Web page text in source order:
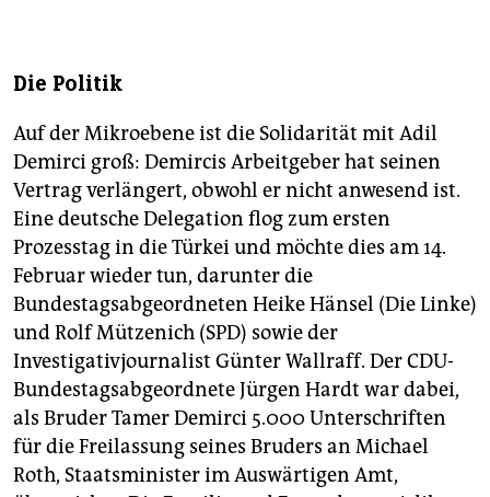
Die Politik
Auf der Mikroebene ist die Solidarität mit Adil
Demirci groß: Demircis Arbeitgeber hat seinen
Vertrag verlängert, obwohl er nicht anwesend ist.
Eine deutsche Delegation flog zum ersten
Prozesstag in die Türkei und möchte dies am 14.
Februar wieder tun, darunter die
Bundestagsabgeordneten Heike Hänsel (Die Linke)
und Rolf Mützenich (SPD) sowie der
Investigativjournalist Günter Wallraff. Der CDU-
Bundestagsabgeordnete Jürgen Hardt war dabei,
als Bruder Tamer Demirci 5.000 Unterschriften
für die Freilassung seines Bruders an Michael
Roth, Staatsminister im Auswärtigen Amt,